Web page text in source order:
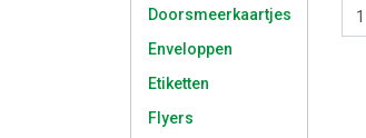
Doorsmeerkaartjes
Enveloppen
Etiketten
Flyers